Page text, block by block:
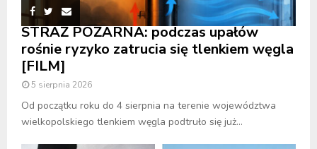
STRAŻ POŻARNA: podczas upałów
rośnie ryzyko zatrucia się tlenkiem węgla
[FILM]
5 sierpnia 2026
Od początku roku do 4 sierpnia na terenie województwa
wielkopolskiego tlenkiem węgla podtruło się już...